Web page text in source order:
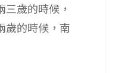
歲的時候，
歲的時候，南